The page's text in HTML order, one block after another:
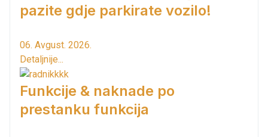
pazite gdje parkirate vozilo!
06. Avgust. 2026.
Detaljnije...
Funkcije & naknade po
prestanku funkcija